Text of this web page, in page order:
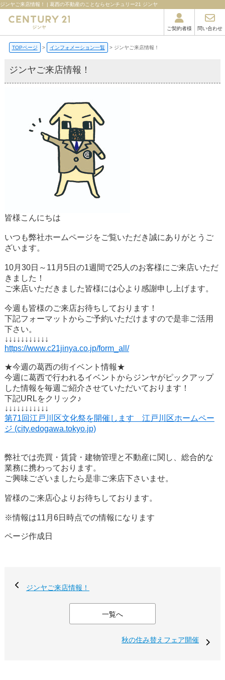
ジンヤご来店情報！ | 葛西の不動産のことならセンチュリー21 ジンヤ
ご契約者様 問い合わせ
TOPページ インフォメーション一覧 ジンヤご来店情報！
ジンヤご来店情報！
皆様こんにちは
いつも弊社ホームページをご覧いただき誠にありがとうご
ざいます。
10月30日～11月5日の1週間で25人のお客様にご来店いただ
きました！
ご来店いただきました皆様には心より感謝申し上げます。
今週も皆様のご来店お待ちしております！
下記フォーマットからご予約いただけますので是非ご活用
下さい。
↓↓↓↓↓↓↓↓↓↓↓
https://www.c21jinya.co.jp/form_all/
★今週の葛西の街イベント情報★
今週に葛西で行われるイベントからジンヤがピックアップ
した情報を毎週ご紹介させていただいております！
下記URLをクリック♪
↓↓↓↓↓↓↓↓↓↓↓
第71回江戸川区文化祭を開催します 江戸川区ホームペー
ジ (city.edogawa.tokyo.jp)
弊社では売買・賃貸・建物管理と不動産に関し、総合的な
業務に携わっております。
ご興味ございましたら是非ご来店下さいませ。
皆様のご来店心よりお待ちしております。
※情報は11月6日時点での情報になります
ページ作成日
ジンヤご来店情報！
一覧へ
秋の住み替えフェア開催